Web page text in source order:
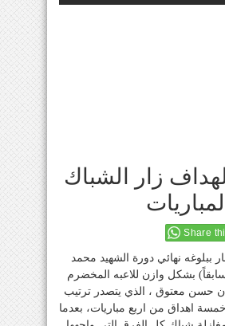
زار الشباك
Share
ببلوغه نهائي دورة الشهيد محمد
بشكل وازن للاعبه المخضرم
حسن معتوق ، الذي يتصدر ترتيب
خمسة اهداق من اربع مباريات، بعدما